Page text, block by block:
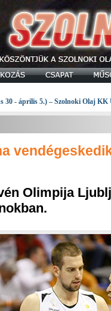
30 - április 5.) – Szolnoki Olaj KK
Olimpija